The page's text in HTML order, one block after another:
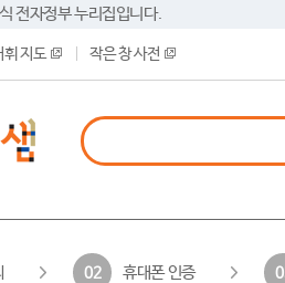
전자정부 누리집입니다.
휘 지도 작은 창 사전
02 휴대폰 인증